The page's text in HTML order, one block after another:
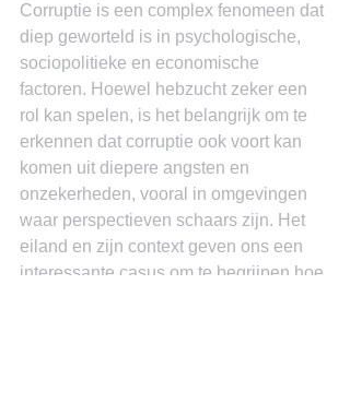
Corruptie is een complex fenomeen dat
diep geworteld is in psychologische,
sociopolitieke en economische
factoren. Hoewel hebzucht zeker een
rol kan spelen, is het belangrijk om te
erkennen dat corruptie ook voort kan
komen uit diepere angsten en
onzekerheden, vooral in omgevingen
waar perspectieven schaars zijn. Het
eiland en zijn context geven ons een
interessante casus om te begrijpen hoe